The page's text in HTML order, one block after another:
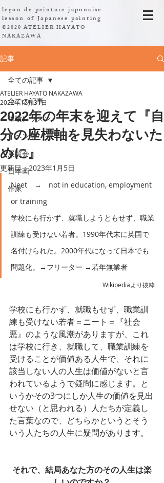
leçon de peinture japonaise
​lesson of Japanese painting
©2020 ATELIER HAYATO
NAKAZAWA
記事
全ての記事
体験レッスン
イベント
展覧会
日本画
作家
全ての記事
2022年の年末を迎えて『自
分の座標軸を見失わないた
めに』
ATELIER HAYATO NAKAZAWA
2022年12月31日
更新日：2023年1月5日
Neet　→　not in education, employment
or training
学校にも行かず、就職しようともせず、職業
訓練も受けない若者。1990年代末に英国で
名付けられた。2000年代になって日本でも
問題化。→フリーター →若年無業者
Wikipediaより抜粋
学校にも行かず、就職もせず、職業訓
練も受けない若者＝ニート＝『社会
悪』のような風潮がありますが、これ
は学校に行き、就職して、職業訓練を
受けることが価値ある人生で、それに
該当しない人の人生は価値がないと言
われているようで疑問に感じます。と
いうかその3つにしか人生の価値を見出
せない（と思われる）人たちが定義し
た言葉なので、どちらかというとそう
いう人たちの人生に疑問があります。
それで、結局あなた方のその人生は楽